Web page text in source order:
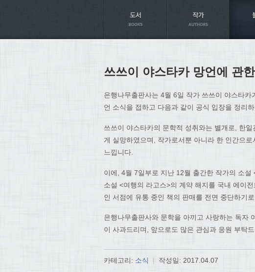
쓰쓰이 야스타카 망언에 관
은행나무출판사는 4월 6일 작가 쓰쓰이 야스타
언 소식을 접하고 다음과 같이 공식 입장을 정리하
쓰쓰이 야스타카의 문학적 성취와는 별개로, 한
게 실망하였으며, 작가로서뿐 아니라 한 인간으
느낍니다.
이에, 4월 7일부로 지난 12월 출간한 작가의 소
소설 <여행의 라고스>의 계약 해지를 국내 에이
인 서점에 유통 중인 책의 판매를 전면 중단하기
은행나무출판사와 문학을 아끼고 사랑하는 독자
이 사과드리며, 앞으로도 많은 관심과 응원 부탁
카테고리: 소식 | 작성일: 2017.04.07